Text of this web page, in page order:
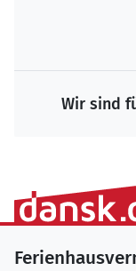
Wir sind